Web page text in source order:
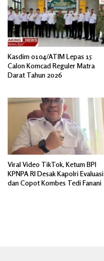
Kasdim 0104/ATIM Lepas 15
Calon Komcad Reguler Matra
Darat Tahun 2026
Viral Video TikTok, Ketum BPI
KPNPA RI Desak Kapolri Evaluasi
dan Copot Kombes Tedi Fanani